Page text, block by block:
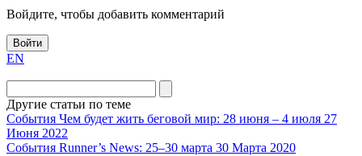
Войдите, чтобы добавить комментарий
Войти
EN
Другие статьи по теме
События Чем будет жить беговой мир: 28 июня – 4 июля 27
Июня 2022
События Runner’s News: 25–30 марта 30 Марта 2020